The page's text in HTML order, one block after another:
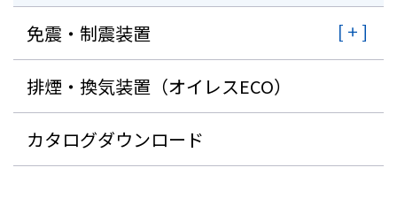
免震・制震装置
排煙・換気装置（オイレスECO）
カタログダウンロード